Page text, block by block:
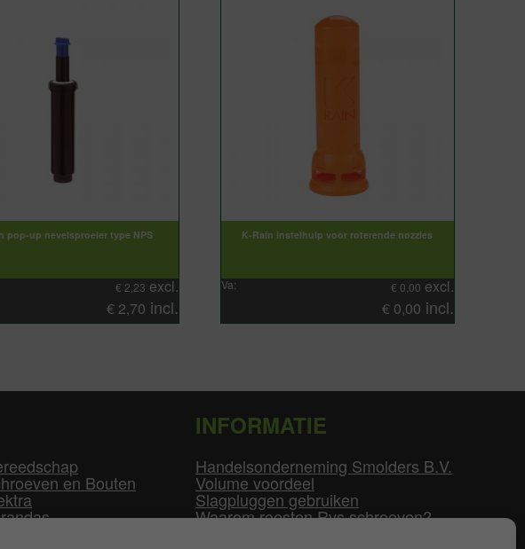
pop-up nevelsproeier type NPS
€ 2,23 excl.
€ 2,70 incl.
K-Rain instelhulp voor roterende nozzles
Va: € 0,00 excl.
€ 0,00 incl.
en Bouten
INFORMATIE
Handelsonderneming Smolders B.V.
Volume voordeel
Slagpluggen gebruiken
Waarom roesten Rvs schroeven?